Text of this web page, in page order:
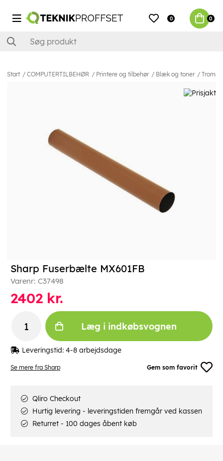
0 0
Start COMPUTERTILBEHØR Printere og tilbehør Blæk og toner
Se mere fra Sharp Gem som favorit
Sharp Fuserbælte MX601FB
Varenr: C37498
2402 kr.
Læg i indkøbsvognen
Leveringstid: 4-8 arbejdsdage
Qliro Checkout
Hurtig levering - leveringstiden fremgår ved kassen
Returret - 100 dages åbent køb